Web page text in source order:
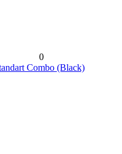
0
Combo (Black)